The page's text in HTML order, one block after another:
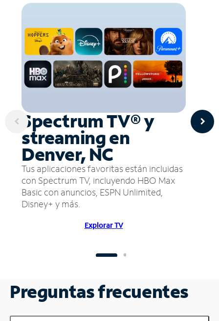
Spectrum TV® y
streaming en
Denver, NC
Tus aplicaciones favoritas están incluidas
con Spectrum TV, incluyendo HBO Max
Basic con anuncios, ESPN Unlimited,
Disney+ y más.
Explorar TV
Preguntas frecuentes